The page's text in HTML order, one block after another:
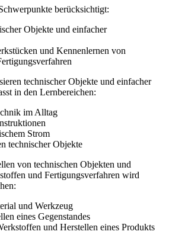
berücksichtigt:
Objekte und einfacher
und Kennenlernen von
technischer Objekte und einfacher
in den Lernbereichen:
im Alltag
Strom
technischer Objekte
von technischen Objekten und
und Fertigungsverfahren wird
und Werkzeug
eines Gegenstandes
und Herstellen eines Produkts